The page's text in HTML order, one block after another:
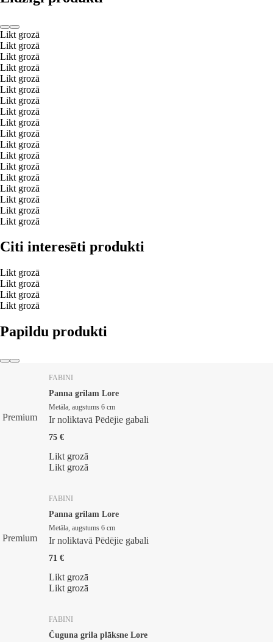
Likt grozā
Likt grozā
Likt grozā
Likt grozā
Likt grozā
Likt grozā
Likt grozā
Likt grozā
Likt grozā
Likt grozā
Likt grozā
Likt grozā
Likt grozā
Likt grozā
Likt grozā
Likt grozā
Likt grozā
Likt grozā
Citi interesēti produkti
Likt grozā
Likt grozā
Likt grozā
Likt grozā
Papildu produkti
Premium
FABINI
Panna grilam Lore
Metāla, augstums 6 cm
Ir noliktavā Pēdējie gabali
75 €
Likt grozā
Likt grozā
Premium
FABINI
Panna grilam Lore
Metāla, augstums 6 cm
Ir noliktavā Pēdējie gabali
71 €
Likt grozā
Likt grozā
FABINI
Čuguna grila plāksne Lore